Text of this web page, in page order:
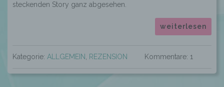
steckenden Story ganz abgesehen.
weiterlesen
Kategorie: ALLGEMEIN REZENSION Kommentare: 1